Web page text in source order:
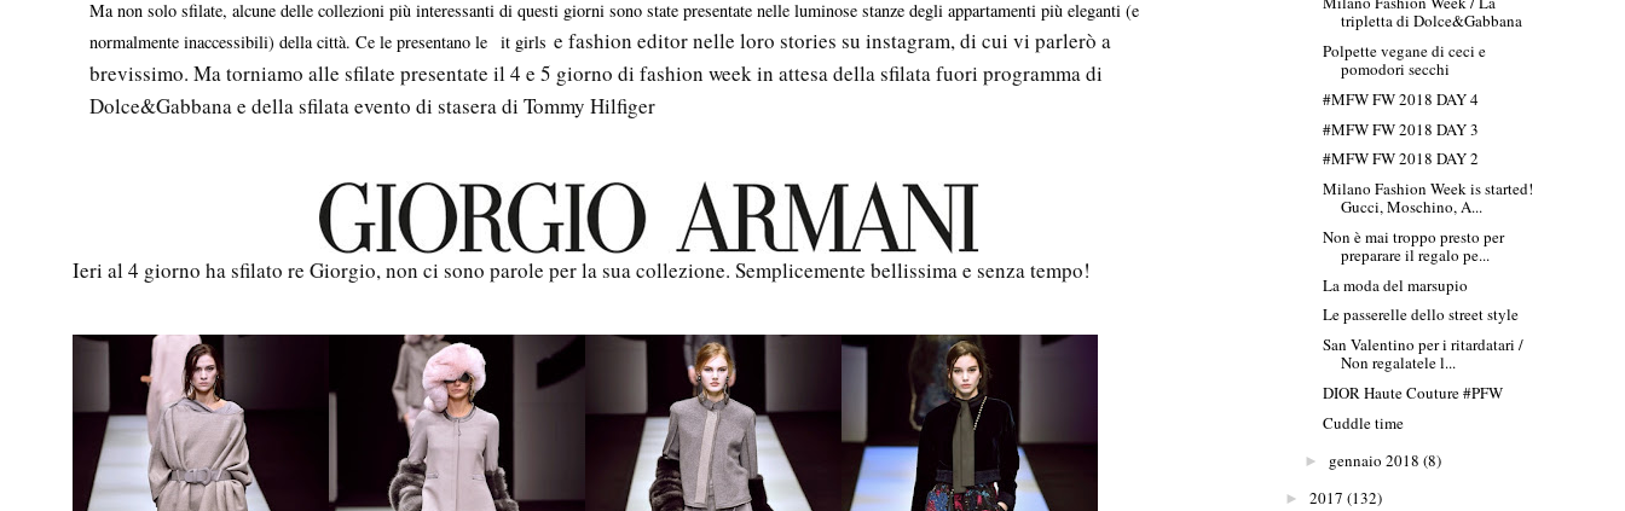
Ma non solo sfilate, alcune delle collezioni più interessanti di questi giorni sono state presentate nelle luminose stanze degli appartamenti più eleganti (e
normalmente inaccessibili) della città. Ce le presentano le it girls e fashion editor nelle loro stories su instagram, di cui vi parlerò a
brevissimo. Ma torniamo alle sfilate presentate il 4 e 5 giorno di fashion week in attesa della sfilata fuori programma di
Dolce&Gabbana e della sfilata evento di stasera di Tommy Hilfiger
Ieri al 4 giorno ha sfilato re Giorgio, non ci sono parole per la sua collezione. Semplicemente bellissima e senza tempo!
tripletta di Dolce&Gabbana
Polpette vegane di ceci e
pomodori secchi
#MFW FW 2018 DAY 4
#MFW FW 2018 DAY 3
#MFW FW 2018 DAY 2
Milano Fashion Week is started!
Gucci, Moschino, A...
Non è mai troppo presto per
preparare il regalo pe...
La moda del marsupio
Le passerelle dello street style
San Valentino per i ritardatari /
Non regalatele l...
DIOR Haute Couture #PFW
Cuddle time
► gennaio 2018 (8)
► 2017 (132)